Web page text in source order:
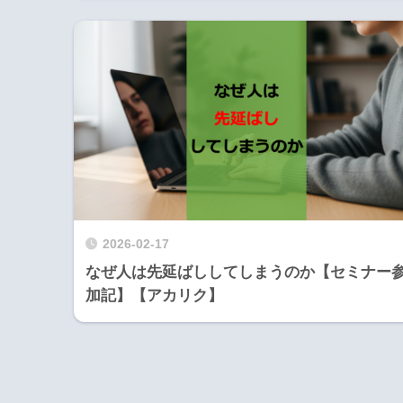
2026-02-17
なぜ人は先延ばししてしまうのか【セミナー
加記】【アカリク】